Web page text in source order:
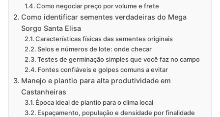
Como negociar preço por volume e frete
Como identificar sementes verdadeiras do Mega
Sorgo Santa Elisa
Características físicas das sementes originais
Selos e números de lote: onde checar
Testes de germinação simples que você faz no campo
Fontes confiáveis e golpes comuns a evitar
Manejo e plantio para alta produtividade em
Castanheiras
Época ideal de plantio para o clima local
Espaçamento, população e densidade por finalidade